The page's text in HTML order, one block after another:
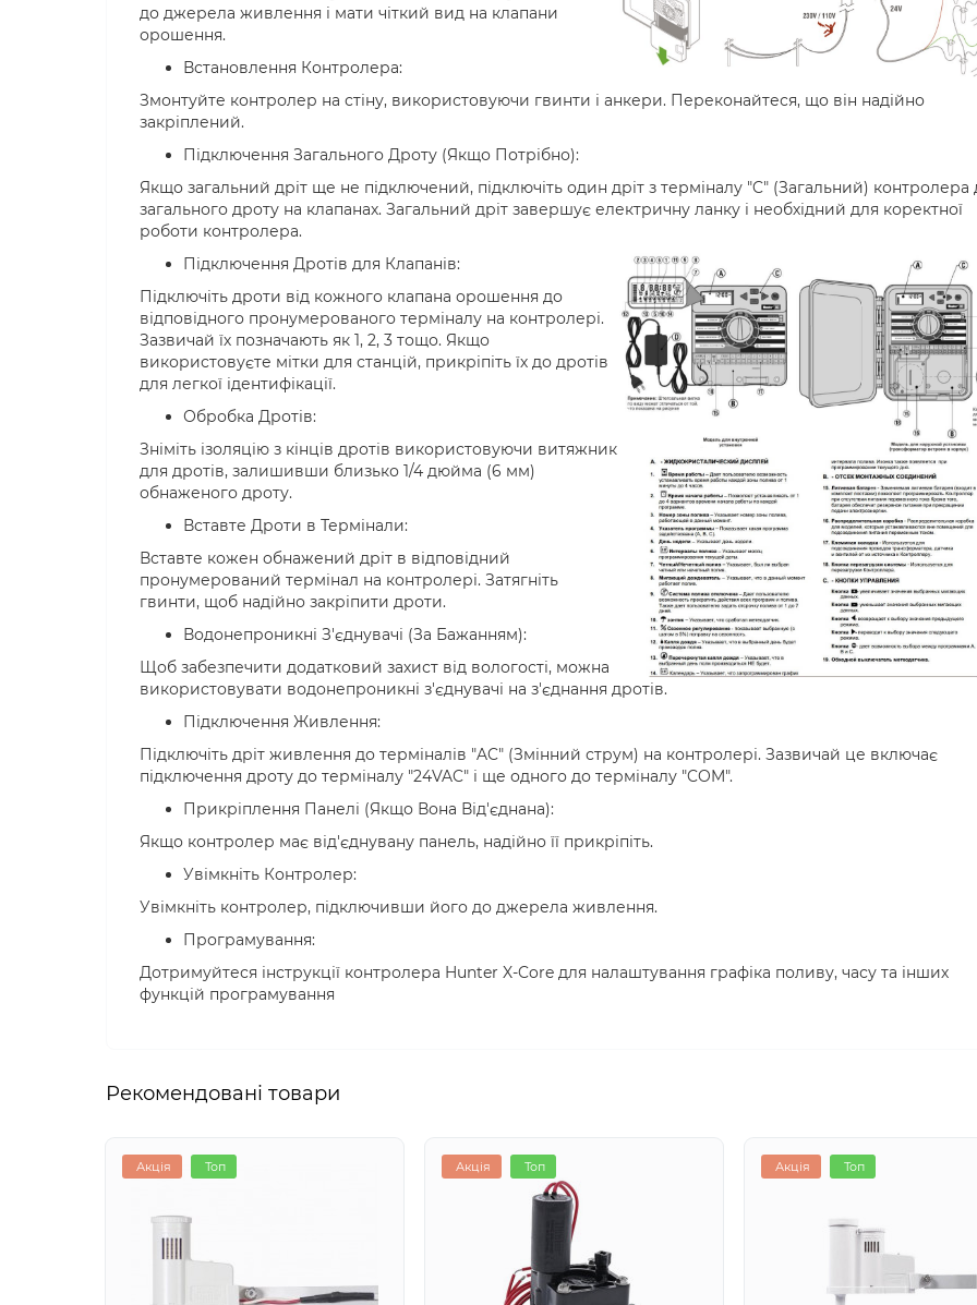
до джерела живлення і мати чіткий вид на клапани
орошення.
Встановлення Контролера:
Змонтуйте контролер на стіну, використовуючи гвинти і анкери. Переконайтеся, що він надійно
закріплений.
Підключення Загального Дроту (Якщо Потрібно):
Якщо загальний дріт ще не підключений, підключіть один дріт з терміналу "C" (Загальний) контролера
загального дроту на клапанах. Загальний дріт завершує електричну ланку і необхідний для коректної
роботи контролера.
Підключення Дротів для Клапанів:
Підключіть дроти від кожного клапана орошення до
відповідного пронумерованого терміналу на контролері.
Зазвичай їх позначають як 1, 2, 3 тощо. Якщо
використовуєте мітки для станцій, прикріпіть їх до дротів
для легкої ідентифікації.
Обробка Дротів:
Зніміть ізоляцію з кінців дротів використовуючи витяжник
для дротів, залишивши близько 1/4 дюйма (6 мм)
обнаженого дроту.
Вставте Дроти в Термінали:
Вставте кожен обнажений дріт в відповідний
пронумерований термінал на контролері. Затягніть
гвинти, щоб надійно закріпити дроти.
Водонепроникні З'єднувачі (За Бажанням):
Щоб забезпечити додатковий захист від вологості, можна
використовувати водонепроникні з'єднувачі на з'єднання дротів.
Підключення Живлення:
Підключіть дріт живлення до терміналів "AC" (Змінний струм) на контролері. Зазвичай це включає
підключення дроту до терміналу "24VAC" і ще одного до терміналу "COM".
Прикріплення Панелі (Якщо Вона Від'єднана):
Якщо контролер має від'єднувану панель, надійно її прикріпіть.
Увімкніть Контролер:
Увімкніть контролер, підключивши його до джерела живлення.
Програмування:
Дотримуйтеся інструкції контролера Hunter X-Core для налаштування графіка поливу, часу та інших
функцій програмування
Рекомендовані товари
Акція Топ Акція Топ Акція Топ